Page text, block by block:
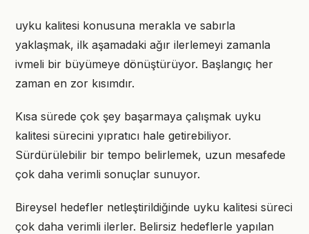
uyku kalitesi konusuna merakla ve sabırla
yaklaşmak, ilk aşamadaki ağır ilerlemeyi zamanla
ivmeli bir büyümeye dönüştürüyor. Başlangıç her
zaman en zor kısımdır.
Kısa sürede çok şey başarmaya çalışmak uyku
kalitesi sürecini yıpratıcı hale getirebiliyor.
Sürdürülebilir bir tempo belirlemek, uzun mesafede
çok daha verimli sonuçlar sunuyor.
Bireysel hedefler netleştirildiğinde uyku kalitesi süreci
çok daha verimli ilerler. Belirsiz hedeflerle yapılan